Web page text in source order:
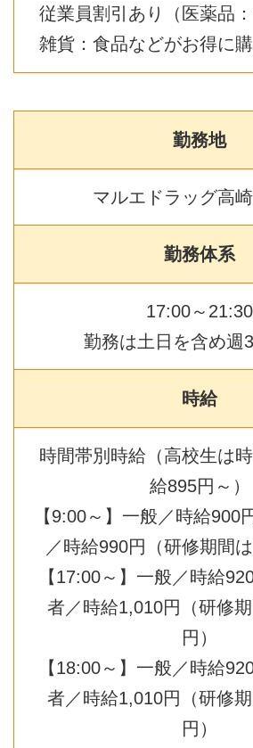
従業員割引あり（医薬品
雑貨：食品などがお得に購
勤務地
マルエドラッグ高
勤務体系
17:00～21:30
勤務は土日を含め週
時給
時間帯別時給（高校生は
給895円～）
【9:00～】一般／時給
／時給990円（研修期間は
【17:00～】一般／時給
者／時給1,010円（研修
円）
【18:00～】一般／時給
者／時給1,010円（研修
円）